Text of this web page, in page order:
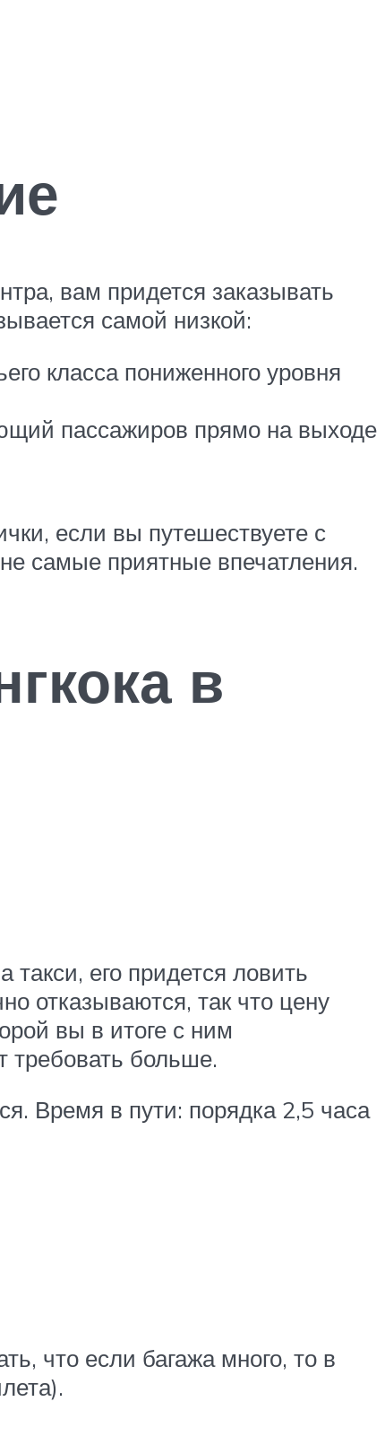
вам придется заказывать
самой низкой:
класса пониженного уровня
пассажиров прямо на выходе
если вы путешествуете с
самые приятные впечатления.
в
такси, его придется ловить
отказываются, так что цену
вы в итоге с ним
требовать больше.
Время в пути: порядка 2,5 часа
что если багажа много, то в